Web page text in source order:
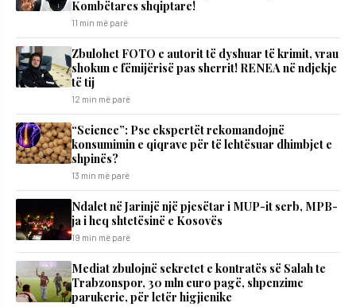
Kombëtares shqiptare!
11 min më parë
Zbulohet FOTO e autorit të dyshuar të krimit, vrau
shokun e fëmijërisë pas sherrit! RENEA në ndjekje
të tij
12 min më parë
“Science”: Pse ekspertët rekomandojnë
konsumimin e qiqrave për të lehtësuar dhimbjet e
shpinës?
13 min më parë
Ndalet në Jarinjë një pjesëtar i MUP-it serb, MPB-
ja i heq shtetësinë e Kosovës
19 min më parë
Mediat zbulojnë sekretet e kontratës së Salah te
Trabzonspor, 30 mln euro pagë, shpenzime
parukerie, për letër higjienike